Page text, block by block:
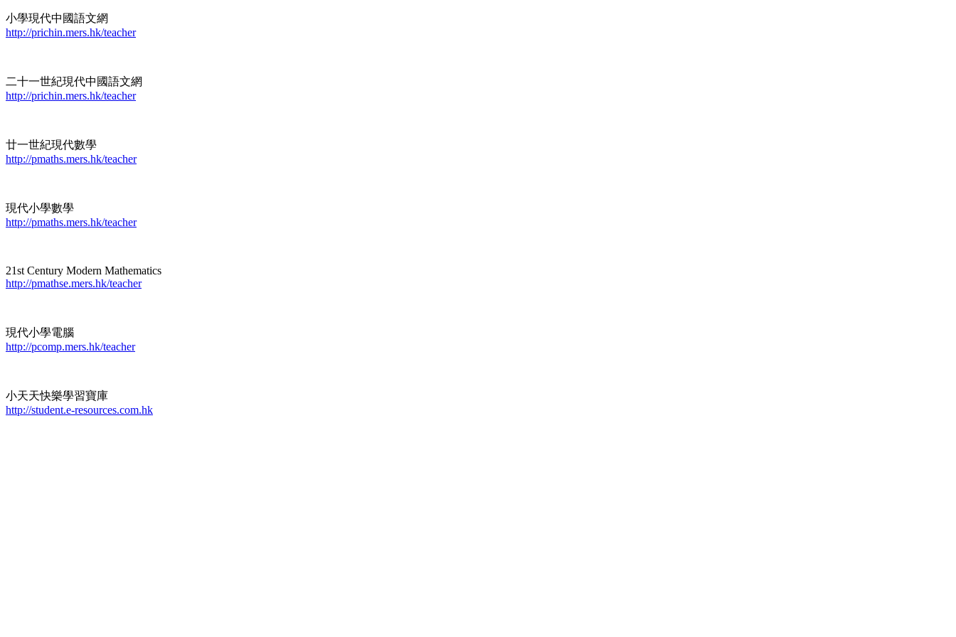
小學現代中國語文網
http://prichin.mers.hk/teacher
二十一世紀現代中國語文網
http://prichin.mers.hk/teacher
廿一世紀現代數學
http://pmaths.mers.hk/teacher
現代小學數學
http://pmaths.mers.hk/teacher
21st Century Modern Mathematics
http://pmathse.mers.hk/teacher
現代小學電腦
http://pcomp.mers.hk/teacher
小天天快樂學習寶庫
http://student.e-resources.com.hk